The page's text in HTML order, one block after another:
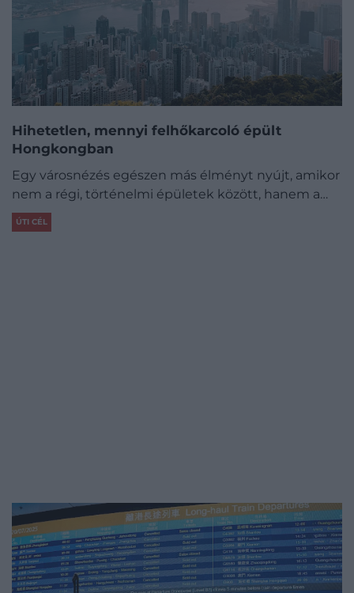
Hihetetlen, mennyi felhőkarcoló épült
Hongkongban
Egy városnézés egészen más élményt nyújt, amikor
nem a régi, történelmi épületek között, hanem a…
ÚTI CÉL